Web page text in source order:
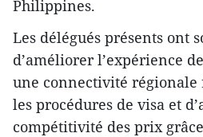
Philippines.
Les délégués présents ont
d’améliorer l’expérience
une connectivité
les procédures de visa et
compétitivité des prix